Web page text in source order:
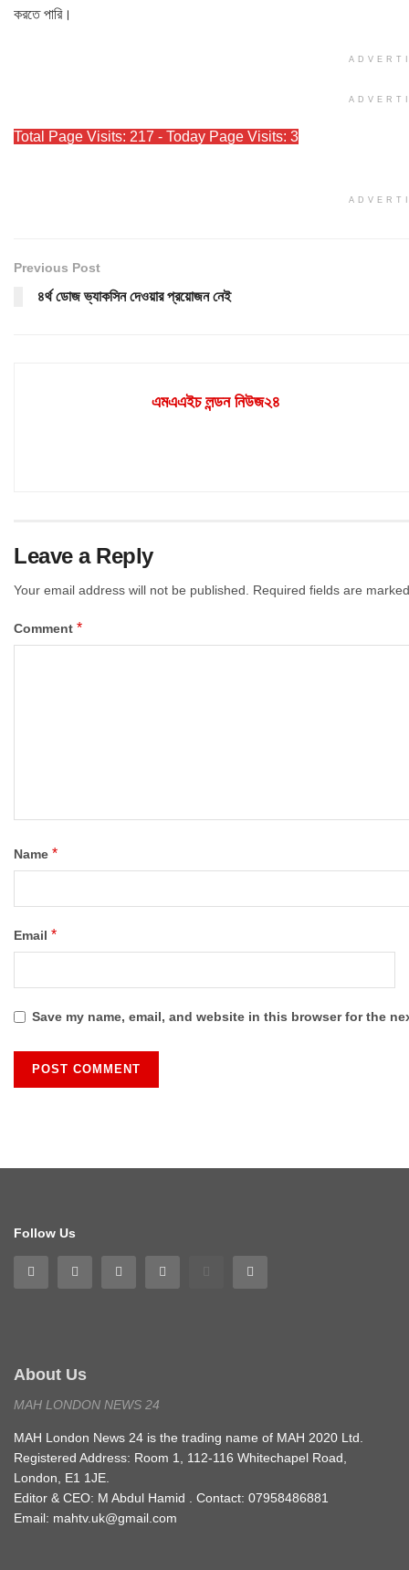
করতে পারি।
Total Page Visits: 217 - Today Page Visits: 3
Previous Post
৪র্থ ডোজ ভ্যাকসিন দেওয়ার প্রয়োজন নেই
এমএএইচ লন্ডন নিউজ২৪
Leave a Reply
Your email address will not be published. Required fields are
Comment *
Name *
Email *
Save my name, email, and website in this browser for the
Follow Us
About Us
MAH LONDON NEWS 24
MAH London News 24 is the trading name of MAH 2020 Ltd.
Registered Address: Room 1, 112-116 Whitechapel Road,
London, E1 1JE.
Editor & CEO: M Abdul Hamid . Contact: 07958486881
Email: mahtv.uk@gmail.com